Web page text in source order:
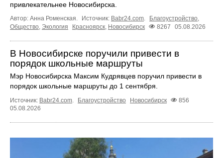
привлекательнее Новосибирска.
Автор: Анна Роменская. Источник: Babr24.com. Благоустройство,
Общество, Экология Красноярск, Новосибирск 8267 05.08.2026
В Новосибирске поручили привести в
порядок школьные маршруты
Мэр Новосибирска Максим Кудрявцев поручил привести в
порядок школьные маршруты до 1 сентября.
Источник: Babr24.com. Благоустройство Новосибирск
856
05.08.2026